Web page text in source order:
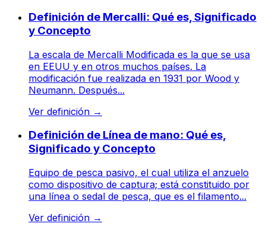
Definición de Mercalli: Qué es, Significado
y Concepto
La escala de Mercalli Modificada es la que se usa
en EEUU y en otros muchos países. La
modificación fue realizada en 1931 por Wood y
Neumann. Después...
Ver definición →
Definición de Línea de mano: Qué es,
Significado y Concepto
Equipo de pesca pasivo, el cual utiliza el anzuelo
como dispositivo de captura; está constituido por
una línea o sedal de pesca, que es el filamento...
Ver definición →